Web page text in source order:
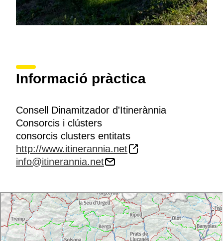
Informació pràctica
Consell Dinamitzador d'Itinerànnia
Consorcis i clústers
consorcis clusters entitats
http://www.itinerannia.net
info@itinerannia.net